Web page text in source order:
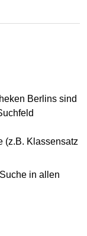
Berlins sind
(z.B. Klassensatz
in allen